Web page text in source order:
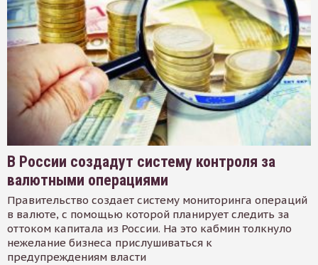
В России создадут систему контроля за
валютными операциями
Правительство создает систему мониторинга операций
в валюте, с помощью которой планирует следить за
оттоком капитала из России. На это кабмин толкнуло
нежелание бизнеса прислушиваться к
предупреждениям власти